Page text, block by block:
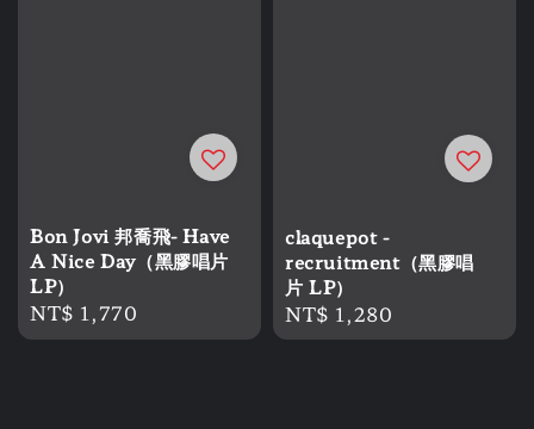
Bon Jovi 邦喬飛- Have
A Nice Day（黑膠唱片
LP）
Regular
price
NT$ 1,770
claquepot -
recruitment（黑膠唱
片 LP）
Regular
price
NT$ 1,280